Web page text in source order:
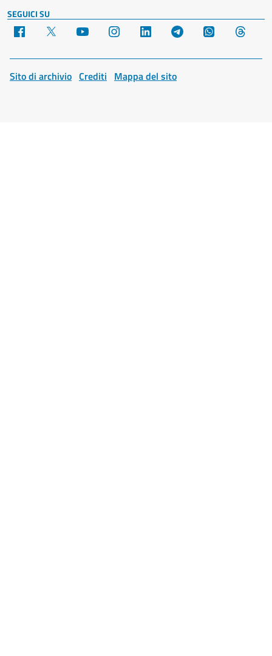
SEGUICI SU
Facebook YouTube Instagram LinkedIn Telegram WhatsApp
Sito di archivio Crediti Mappa del sito